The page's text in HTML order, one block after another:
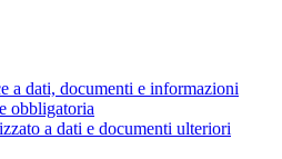
a dati, documenti e informazioni
obbligatoria
a dati e documenti ulteriori